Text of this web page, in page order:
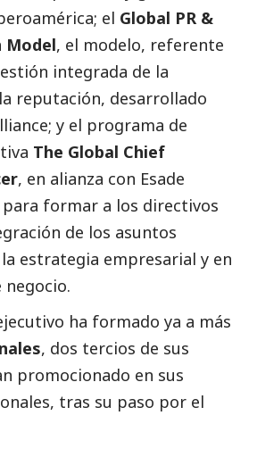
el Global PR &
Model, el modelo, referente
integrada de la
reputación, desarrollado
y el programa de
The Global Chief
, en alianza con Esade
para formar a los directivos
de los asuntos
estrategia empresarial y en
negocio.
ha formado ya a más
, dos tercios de sus
promocionado en sus
tras su paso por el